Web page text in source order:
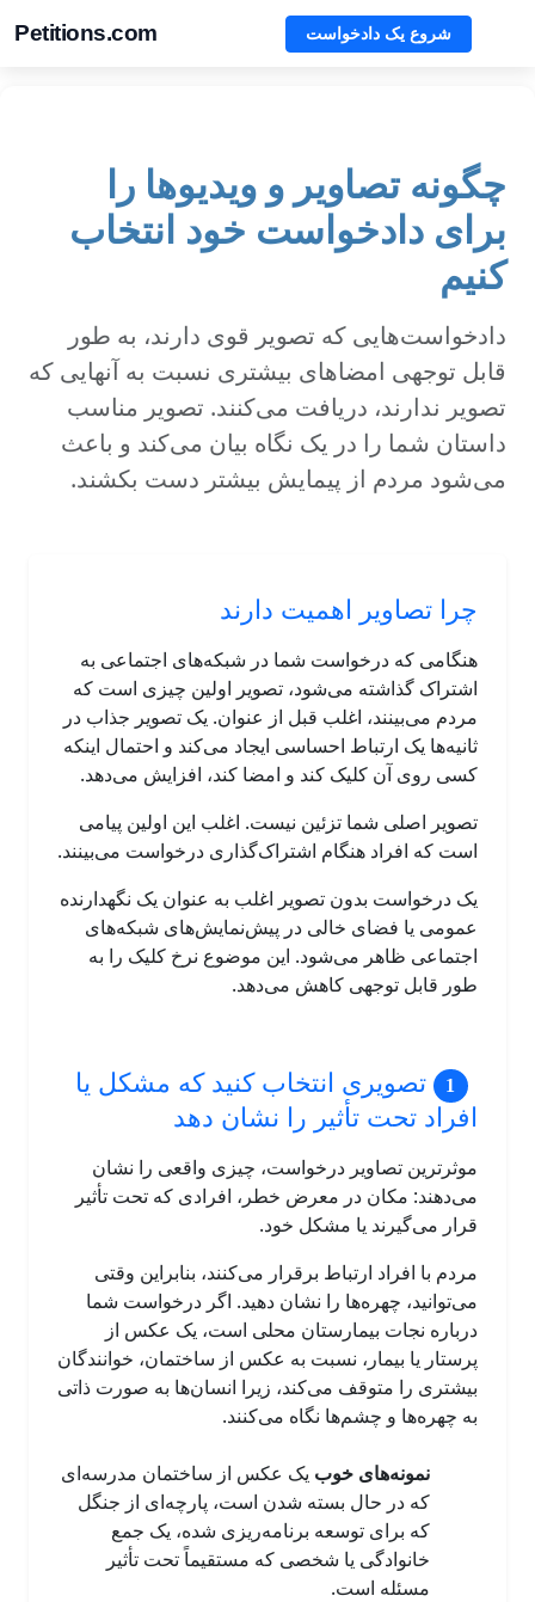
Petitions.com شروع یک دادخواست
چگونه تصاویر و ویدیوها را
برای دادخواست خود انتخاب
کنیم
دادخواست‌هایی که تصویر قوی دارند، به طور
قابل توجهی امضاهای بیشتری نسبت به آنهایی که
تصویر ندارند، دریافت می‌کنند. تصویر مناسب
داستان شما را در یک نگاه بیان می‌کند و باعث
می‌شود مردم از پیمایش بیشتر دست بکشند.
چرا تصاویر اهمیت دارند
هنگامی که درخواست شما در شبکه‌های اجتماعی به
اشتراک گذاشته می‌شود، تصویر اولین چیزی است که
مردم می‌بینند، اغلب قبل از عنوان. یک تصویر جذاب در
ثانیه‌ها یک ارتباط احساسی ایجاد می‌کند و احتمال اینکه
کسی روی آن کلیک کند و امضا کند، افزایش می‌دهد.
تصویر اصلی شما تزئین نیست. اغلب این اولین پیامی
است که افراد هنگام اشتراک‌گذاری درخواست می‌بینند.
یک درخواست بدون تصویر اغلب به عنوان یک نگهدارنده
عمومی یا فضای خالی در پیش‌نمایش‌های شبکه‌های
اجتماعی ظاهر می‌شود. این موضوع نرخ کلیک را به
طور قابل توجهی کاهش می‌دهد.
تصویری انتخاب کنید که مشکل یا
افراد تحت تأثیر را نشان دهد
موثرترین تصاویر درخواست، چیزی واقعی را نشان
می‌دهند: مکان در معرض خطر، افرادی که تحت تأثیر
قرار می‌گیرند یا مشکل خود.
مردم با افراد ارتباط برقرار می‌کنند، بنابراین وقتی
می‌توانید، چهره‌ها را نشان دهید. اگر درخواست شما
درباره نجات بیمارستان محلی است، یک عکس از
پرستار یا بیمار، نسبت به عکس از ساختمان، خوانندگان
بیشتری را متوقف می‌کند، زیرا انسان‌ها به صورت ذاتی
به چهره‌ها و چشم‌ها نگاه می‌کنند.
نمونه‌های خوب یک عکس از ساختمان مدرسه‌ای
که در حال بسته شدن است، پارچه‌ای از جنگل
که برای توسعه برنامه‌ریزی شده، یک جمع
خانوادگی یا شخصی که مستقیماً تحت تأثیر
مسئله است.